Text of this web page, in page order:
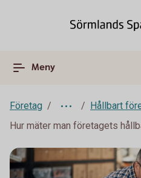
Meny
Företag
Hållbart
Hur mäter man företagets